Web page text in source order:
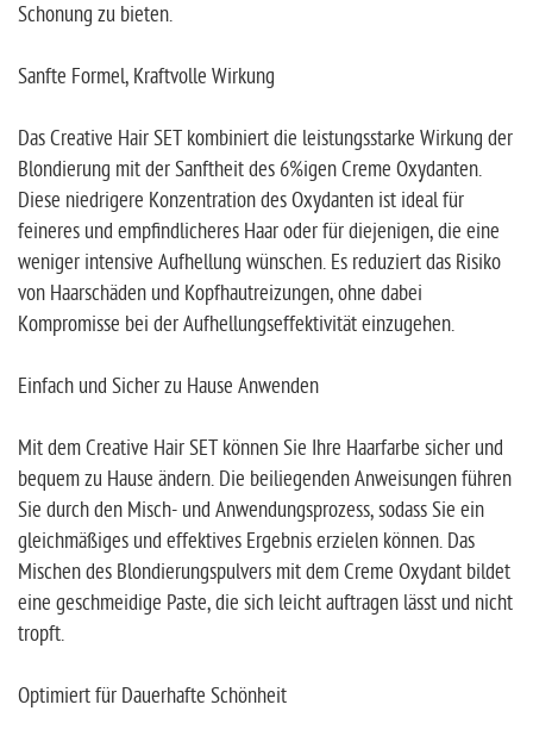
Schonung zu bieten.
Sanfte Formel, Kraftvolle Wirkung
Das Creative Hair SET kombiniert die leistungsstarke Wirkung der
Blondierung mit der Sanftheit des 6%igen Creme Oxydanten.
Diese niedrigere Konzentration des Oxydanten ist ideal für
feineres und empfindlicheres Haar oder für diejenigen, die eine
weniger intensive Aufhellung wünschen. Es reduziert das Risiko
von Haarschäden und Kopfhautreizungen, ohne dabei
Kompromisse bei der Aufhellungseffektivität einzugehen.
Einfach und Sicher zu Hause Anwenden
Mit dem Creative Hair SET können Sie Ihre Haarfarbe sicher und
bequem zu Hause ändern. Die beiliegenden Anweisungen führen
Sie durch den Misch- und Anwendungsprozess, sodass Sie ein
gleichmäßiges und effektives Ergebnis erzielen können. Das
Mischen des Blondierungspulvers mit dem Creme Oxydant bildet
eine geschmeidige Paste, die sich leicht auftragen lässt und nicht
tropft.
Optimiert für Dauerhafte Schönheit